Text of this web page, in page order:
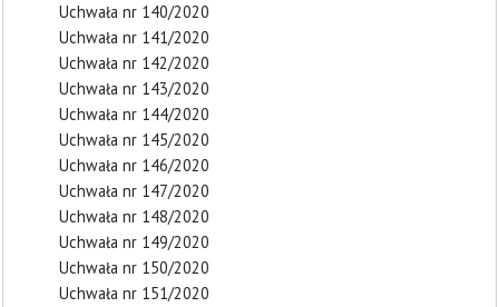
Uchwała nr 140/2020
Uchwała nr 141/2020
Uchwała nr 142/2020
Uchwała nr 143/2020
Uchwała nr 144/2020
Uchwała nr 145/2020
Uchwała nr 146/2020
Uchwała nr 147/2020
Uchwała nr 148/2020
Uchwała nr 149/2020
Uchwała nr 150/2020
Uchwała nr 151/2020